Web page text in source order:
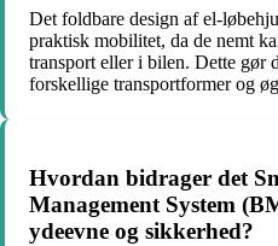
Det foldbare design af el-
praktisk mobilitet, da de nemt
transport eller i bilen. Dette gør
forskellige transportformer og
Hvordan bidrager det
Management System
ydeevne og sikkerhed?